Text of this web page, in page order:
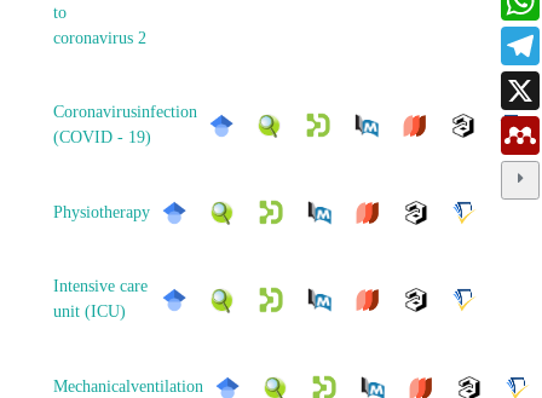
to
coronavirus 2
Coronavirusinfection
(COVID - 19)
Physiotherapy
Intensive care
unit (ICU)
Mechanicalventilation